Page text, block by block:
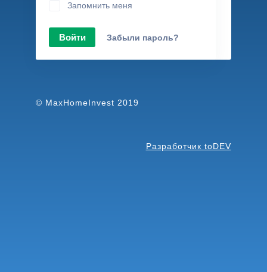
Запомнить меня
Войти Забыли пароль?
© MaxHomeInvest 2019
Разработчик toDEV